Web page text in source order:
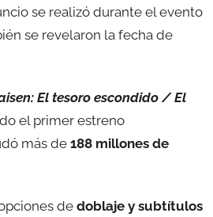
se realizó durante el evento
se revelaron la fecha de
El tesoro escondido / El
el primer estreno
más de 188 millones de
de doblaje y subtítulos